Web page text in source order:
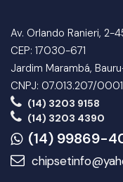
Av. Orlando Ranieri, 2-
CEP: 17030-671
Jardim Marambá,
CNPJ: 07.013.207/
(14) 3203 9158
(14) 3203 4390
(14) 99869-